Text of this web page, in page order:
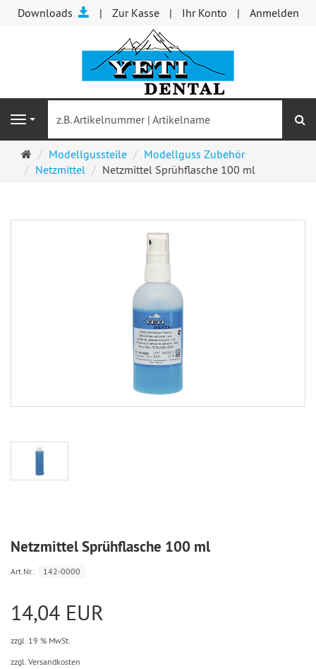
Downloads Zur Kasse Ihr Konto Anmelden
Navigation
Startseite
Modellgussteile
Modellguss Zubehör
Netzmittel
Netzmittel Sprühflasche 100 ml
Netzmittel Sprühflasche 100 ml
Art.Nr.: 142-0000
14,04 EUR
zzgl. 19 % MwSt.
zzgl. Versandkosten